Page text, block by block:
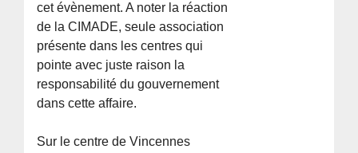
cet évènement. A noter la réaction
de la CIMADE, seule association
présente dans les centres qui
pointe avec juste raison la
responsabilité du gouvernement
dans cette affaire.
Sur le centre de Vincennes